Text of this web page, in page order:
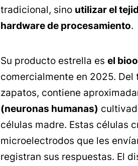
tradicional, sino utilizar el
hardware de procesamiento.
Su producto estrella es el
comercialmente en 2025. Del
zapatos, contiene
(neuronas humanas)
células madre. Estas células
microelectrodos que les
registran sus respuestas. El